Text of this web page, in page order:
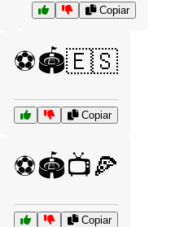
Copiar
⚽🏟️🇪🇸
Copiar
⚽🏟️📺🍕
Copiar